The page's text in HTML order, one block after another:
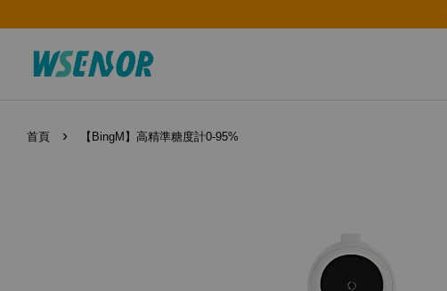
首頁 › 【BingM】高精準糖度計0-95%